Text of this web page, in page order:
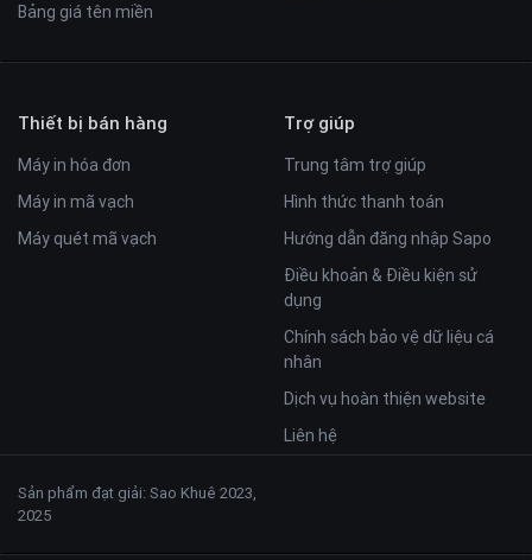
Bảng giá tên miền
Thiết bị bán hàng
Máy in hóa đơn
Máy in mã vạch
Máy quét mã vạch
Trợ giúp
Trung tâm trợ giúp
Hình thức thanh toán
Hướng dẫn đăng nhập Sapo
Điều khoản & Điều kiện sử
dụng
Chính sách bảo vệ dữ liệu cá
nhân
Dịch vụ hoàn thiện website
Liên hệ
Sản phẩm đạt giải: Sao Khuê 2023,
2025